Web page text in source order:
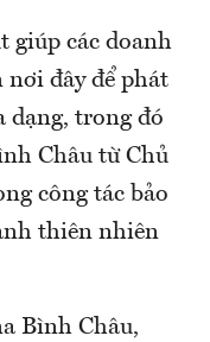
giúp các doanh
nơi đây để phát
dạng, trong đó
Châu từ Chủ
công tác bảo
thiên nhiên
Bình Châu,